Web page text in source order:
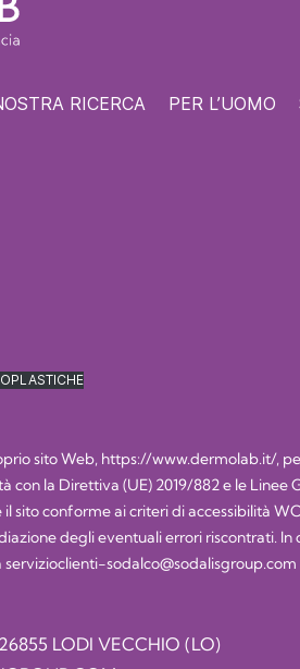
RICERCA PER L’UOMO
sito Web, https://www.dermolab.it/,
la Direttiva (UE) 2019/882 e le Linee
conforme ai criteri di accessibilità
degli eventuali errori riscontrati. In
servizioclienti-sodalco@sodalisgroup.com
LODI VECCHIO (LO)